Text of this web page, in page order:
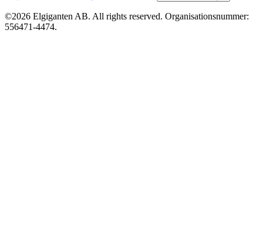
©2026 Elgiganten AB. All rights reserved. Organisationsnummer:
556471-4474.